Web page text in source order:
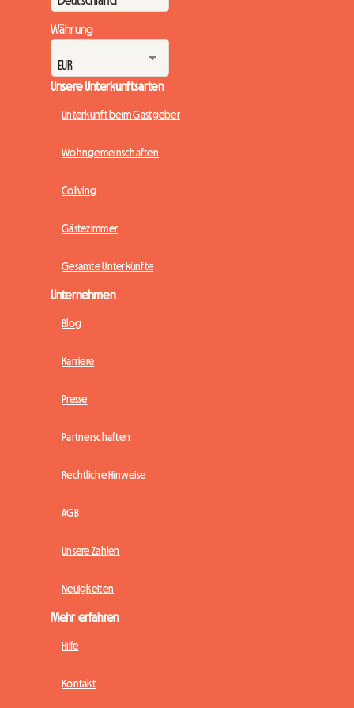
Währung
Unsere Unterkunftsarten
Unterkunft beim Gastgeber
Wohngemeinschaften
Coliving
Gästezimmer
Gesamte Unterkünfte
Unternehmen
Blog
Karriere
Presse
Partnerschaften
Rechtliche Hinweise
AGB
Unsere Zahlen
Neuigkeiten
Mehr erfahren
Hilfe
Kontakt